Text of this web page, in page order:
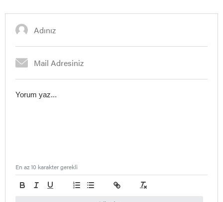
En az 10 karakter gerekli